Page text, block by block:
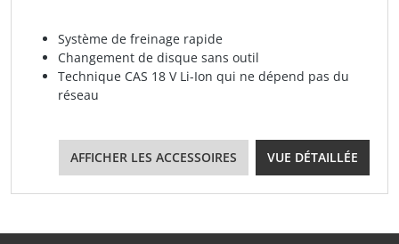
Système de freinage rapide
Changement de disque sans outil
Technique CAS 18 V Li-Ion qui ne dépend pas du
réseau
AFFICHER LES ACCESSOIRES VUE DÉTAILLÉE